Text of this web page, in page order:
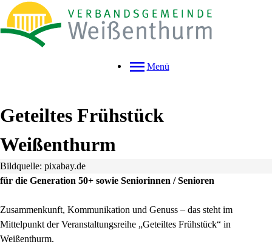
Menü
Geteiltes Frühstück
Weißenthurm
Bildquelle: pixabay.de
für die Generation 50+ sowie Seniorinnen / Senioren
Zusammenkunft, Kommunikation und Genuss – das steht im
Mittelpunkt der Veranstaltungsreihe „Geteiltes Frühstück“ in
Weißenthurm.